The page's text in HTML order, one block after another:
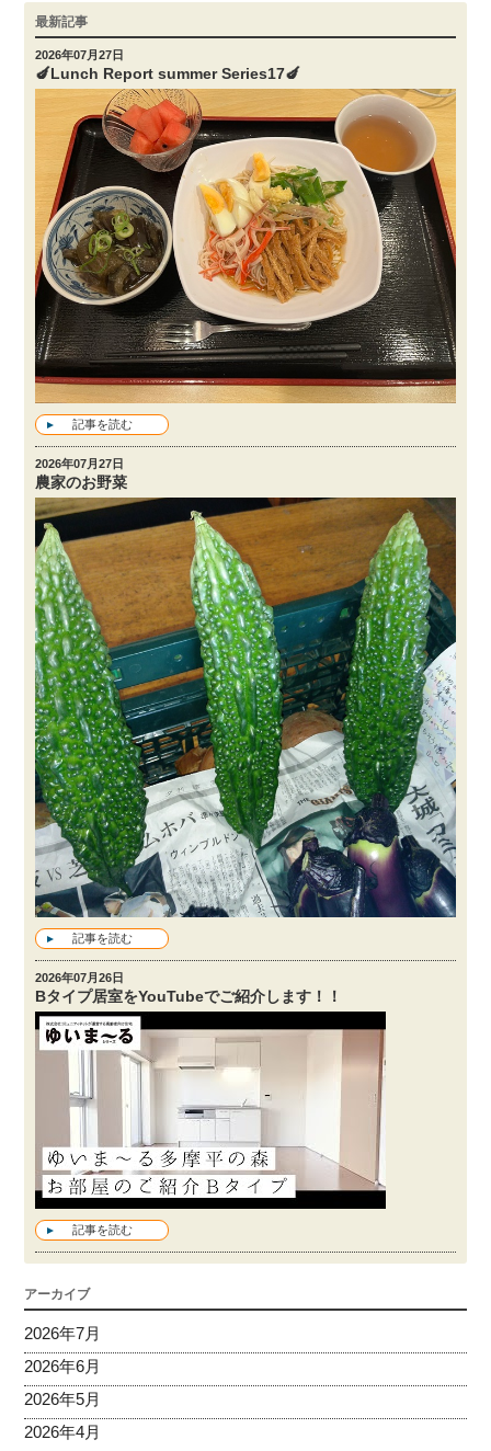
最新記事
2026年07月27日
🍆Lunch Report summer Series17🍆
記事を読む
2026年07月27日
農家のお野菜
記事を読む
2026年07月26日
Bタイプ居室をYouTubeでご紹介します！！
記事を読む
アーカイブ
2026年7月
2026年6月
2026年5月
2026年4月